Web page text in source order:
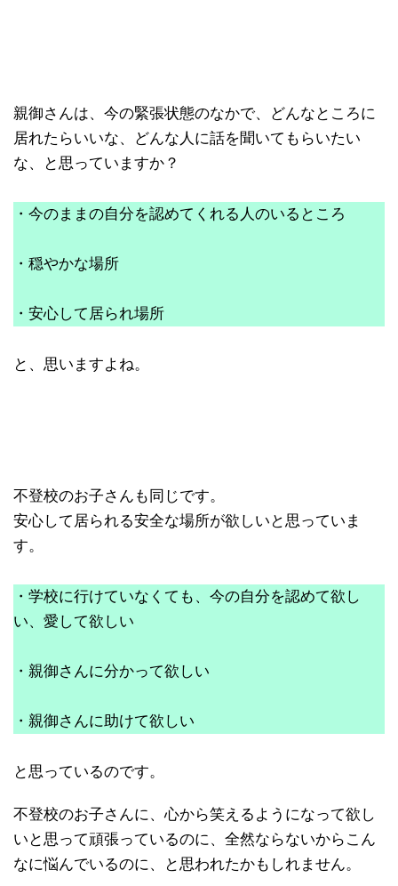
親御さんは、今の緊張状態のなかで、どんなところに
居れたらいいな、どんな人に話を聞いてもらいたい
な、と思っていますか？
・今のままの自分を認めてくれる人のいるところ
・穏やかな場所
・安心して居られ場所
と、思いますよね。
不登校のお子さんも同じです。
安心して居られる安全な場所が欲しいと思っていま
す。
・学校に行けていなくても、今の自分を認めて欲し
い、愛して欲しい
・親御さんに分かって欲しい
・親御さんに助けて欲しい
と思っているのです。
不登校のお子さんに、心から笑えるようになって欲し
いと思って頑張っているのに、全然ならないからこん
なに悩んでいるのに、と思われたかもしれません。